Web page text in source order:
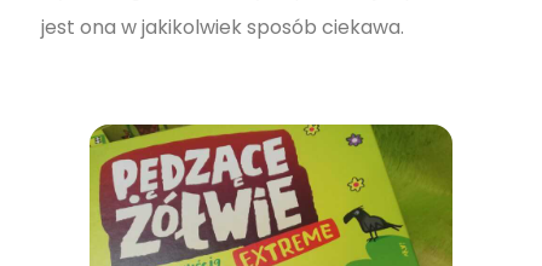
jest ona w jakikolwiek sposób ciekawa.